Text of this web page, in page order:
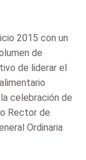
2015 con un
de
de liderar el
celebración de
Rector de
Ordinaria